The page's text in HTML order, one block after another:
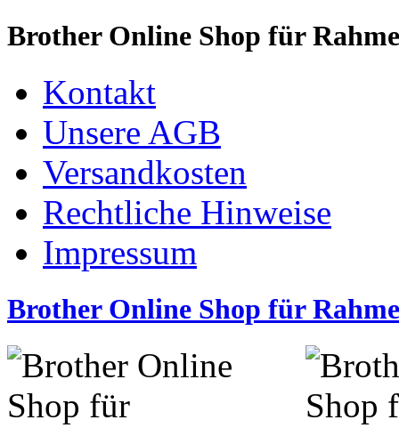
Brother Online Shop für
Kontakt
Unsere AGB
Versandkosten
Rechtliche Hinweise
Impressum
Brother Online Shop für